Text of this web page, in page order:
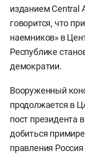
изданием Central
говорится, что
наемников» в
Республике
демократии.
Вооруженный
продолжается в
пост президента
добиться
правления